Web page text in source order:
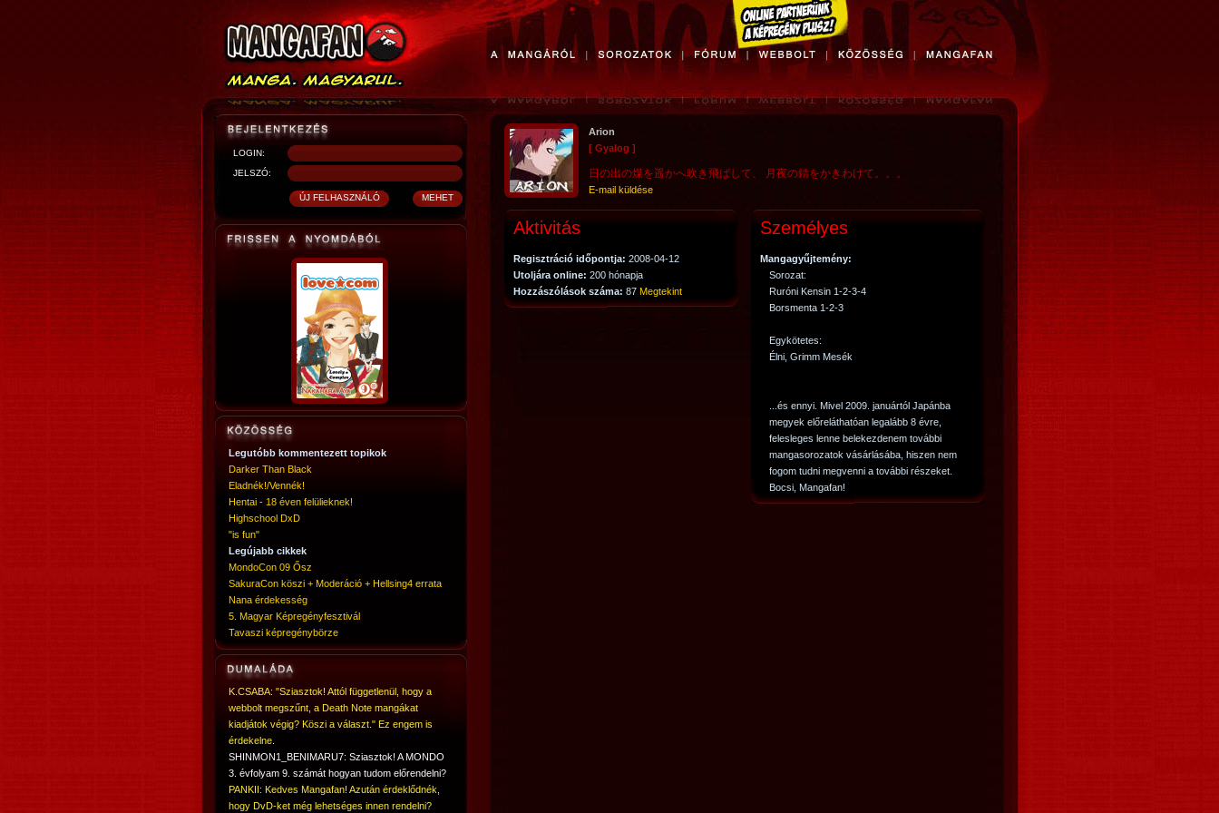
LOGIN:
JELSZÓ:
Legutóbb kommentezett topikok
Darker Than Black
Eladnék!/Vennék!
Hentai - 18 éven felülieknek!
Highschool DxD
"is fun"
Legújabb cikkek
MondoCon 09 Ősz
SakuraCon köszi + Moderáció + Hellsing4 errata
Nana érdekesség
5. Magyar Képregényfesztivál
Tavaszi képregénybörze
K.CSABA: "Sziasztok! Attól függetlenül, hogy a
webbolt megszűnt, a Death Note mangákat
kiadjátok végig? Köszi a választ." Ez engem is
érdekelne.
SHINMON1_BENIMARU7: Sziasztok! A MONDO
3. évfolyam 9. számát hogyan tudom előrendelni?
PANKII: Kedves Mangafan! Azután érdeklődnék,
hogy DvD-ket még lehetséges innen rendelni?
Arion
[ Gyalog ]
日の出の煤を遥かへ吹き飛ばして、 月夜の錆をかきわけて。。。
E-mail küldése
Személyes
Mangagyűjtemény:
Sorozat:
Ruróni Kensin 1-2-3-4
Borsmenta 1-2-3
Egykötetes:
Élni, Grimm Mesék
...és ennyi. Mivel 2009. januártól Japánba
megyek előreláthatóan legalább 8 évre,
felesleges lenne belekezdenem további
mangasorozatok vásárlásába, hiszen nem
fogom tudni megvenni a további részeket.
Bocsi, Mangafan!
Aktivitás
Regisztráció időpontja: 2008-04-12
Utoljára online: 200 hónapja
Hozzászólások száma: 87 Megtekint